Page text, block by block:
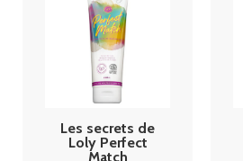
Les secrets de
Loly Perfect
Match